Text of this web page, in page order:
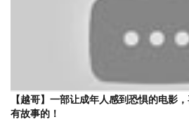
【越哥】一部让成年人感到恐惧的电影
有故事的！